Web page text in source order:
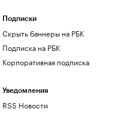
Подписки
Скрыть баннеры на РБК
Подписка на РБК
Корпоративная подписка
Уведомления
RSS Новости